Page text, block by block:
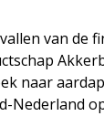
van de
naar
Nederland